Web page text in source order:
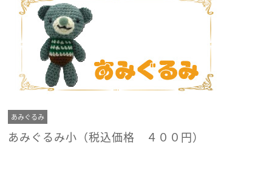
あみぐるみ
あみぐるみ小（税込価格 ４００円）